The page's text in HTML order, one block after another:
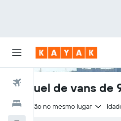
Voos
Hotéis
Aluguel de vans de
Devolução no mesmo lugar